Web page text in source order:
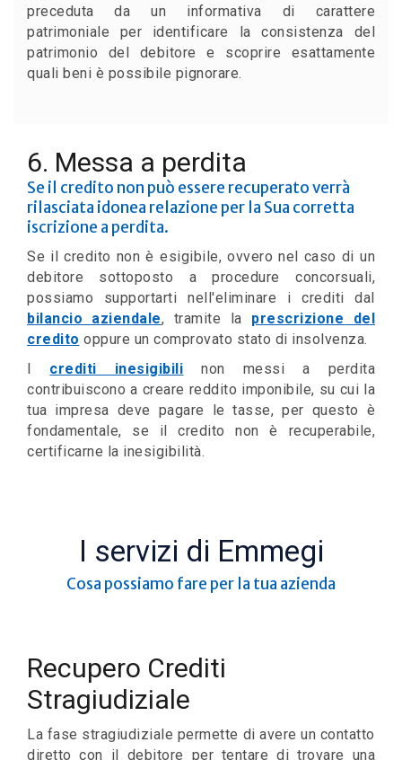
preceduta da un informativa di carattere
patrimoniale per identificare la consistenza del
patrimonio del debitore e scoprire esattamente
quali beni è possibile pignorare.
6. Messa a perdita
Se il credito non può essere recuperato verrà
rilasciata idonea relazione per la Sua corretta
iscrizione a perdita.
Se il credito non è esigibile, ovvero nel caso di un
debitore sottoposto a procedure concorsuali,
possiamo supportarti nell'eliminare i crediti dal
bilancio aziendale, tramite la prescrizione del
credito oppure un comprovato stato di insolvenza.
I crediti inesigibili non messi a perdita
contribuiscono a creare reddito imponibile, su cui la
tua impresa deve pagare le tasse, per questo è
fondamentale, se il credito non è recuperabile,
certificarne la inesigibilità.
I servizi di Emmegi
Cosa possiamo fare per la tua azienda
Recupero Crediti
Stragiudiziale
La fase stragiudiziale permette di avere un contatto
diretto con il debitore per tentare di trovare una